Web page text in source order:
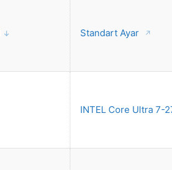
Standart Ayar
INTEL Core Ultra 7-